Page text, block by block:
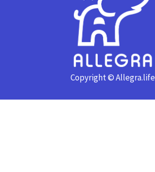
Copyright © Allegra.life